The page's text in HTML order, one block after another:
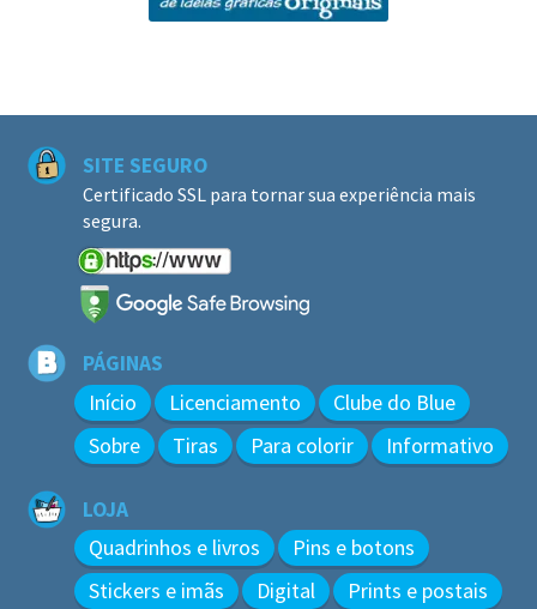
SITE SEGURO
Certificado SSL para tornar sua experiência mais
segura.
PÁGINAS
Início Licenciamento
Clube do Blue
Sobre
Tiras Para colorir Informativo
LOJA
Quadrinhos e livros
Pins e botons
Stickers e imãs
Digital Prints e postais